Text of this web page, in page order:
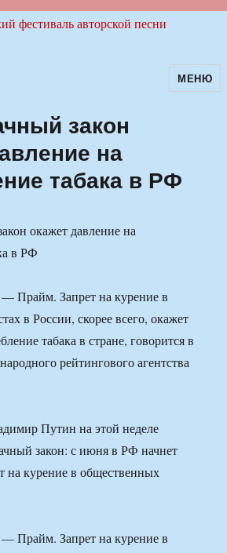
авторскойМЕНЮ
закон
на
табака в РФ
Запрет на курение в
в России, скорее всего, окажет
табака в стране, говорится в
рейтингового агентства
Путин на этой неделе
закон: с июня в РФ начнет
на курение в общественных
Запрет на курение в